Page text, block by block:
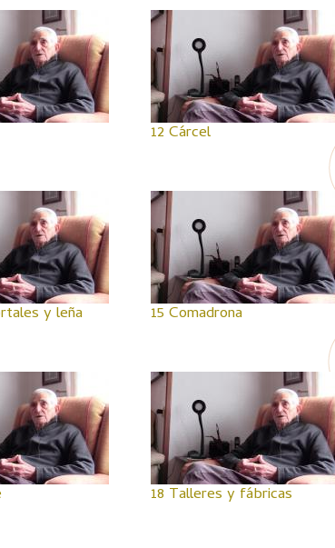
12 Cárcel
y leña 15 Comadrona
18 Talleres y fábricas